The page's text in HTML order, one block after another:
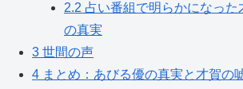
2.2 占い番組で明らかになっ
の真実
3 世間の声
4 まとめ：あびる優の真実と才賀の